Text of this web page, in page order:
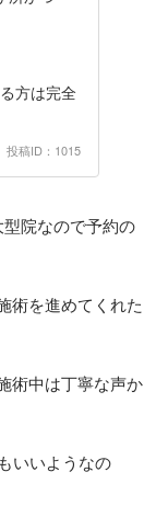
方は完全
投稿ID：1015
院なので予約の
術を進めてくれた
術中は丁寧な声か
いいようなの